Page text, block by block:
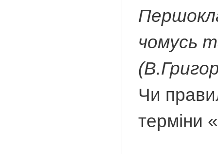
чомусь
Чи
терміни